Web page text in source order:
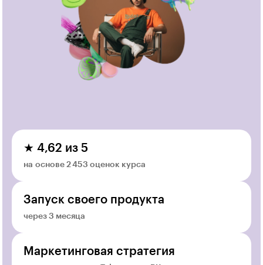
★ 4,62 из 5
на основе 2 453 оценок курса
Запуск своего продукта
через 3 месяца
Маркетинговая стратегия